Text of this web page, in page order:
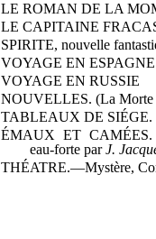
LE ROMAN DE LA
LE CAPITAINE
SPIRITE, nouvelle
VOYAGE EN ESPAGNE
VOYAGE EN RUSSIE
NOUVELLES. (La
TABLEAUX DE SIÉGE.
ÉMAUX ET CAMÉES.
eau-forte parJ.
THÉATRE.—Mystère,